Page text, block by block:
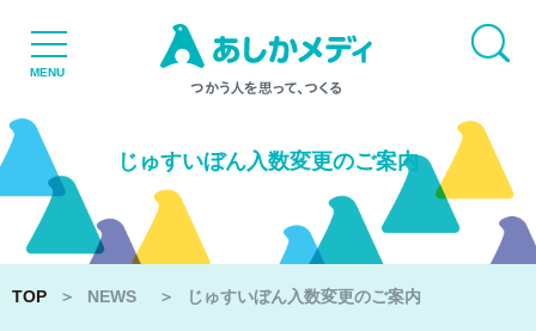
MENU TOP
じゅすいぼん入数変更のご案内
TOP ＞ NEWS ＞ じゅすいぼん入数変更のご案内